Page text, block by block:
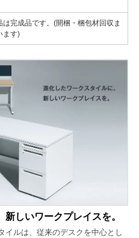
は完成品です。(開梱・梱包材回収ま
ます)
しいワークプレイスを。
イルは、従来のデスクを中心とし